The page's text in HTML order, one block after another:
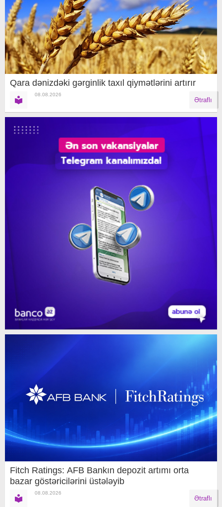
Qara dənizdəki gərginlik taxıl qiymətlərini artırır
08.08.2026
Ətraflı
Fitch Ratings: AFB Bankın depozit artımı orta
bazar göstəricilərini üstələyib
08.08.2026
Ətraflı